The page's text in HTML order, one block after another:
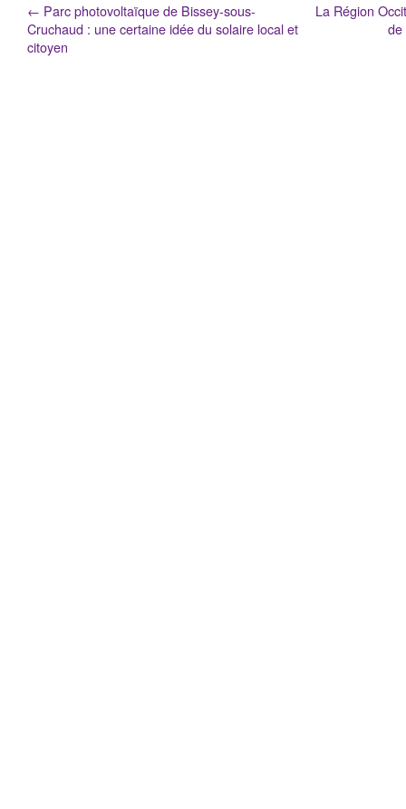
← Parc photovoltaïque de Bissey-sous-
Cruchaud : une certaine idée du solaire local et
citoyen
La Région
de